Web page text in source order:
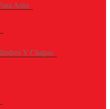
Auto
Y Chapas